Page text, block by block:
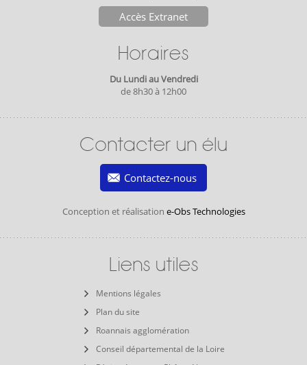
Accès Extranet
Horaires
Du Lundi au Vendredi
de 8h30 à 12h00
Contacter un élu
Contactez-nous
Conception et réalisation e-Obs Technologies
Liens utiles
Mentions légales
Plan du site
Roannais agglomération
Conseil départemental de la Loire